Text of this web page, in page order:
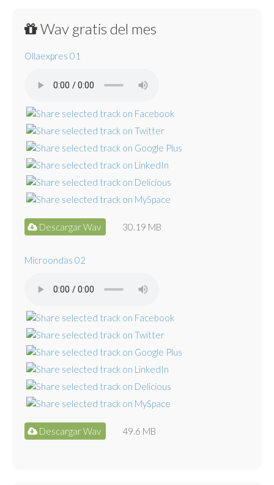
Wav gratis del mes
Ollaexpres 01
Descargar Wav 30.19 MB
Microondas 02
Descargar Wav 49.6 MB